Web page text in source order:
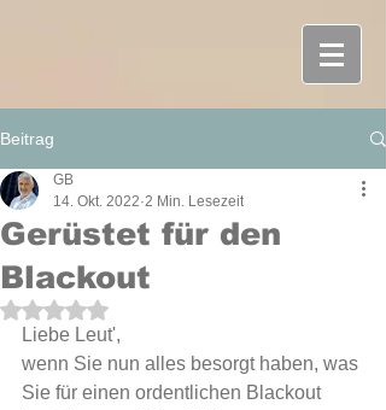
Beitrag
Gerüstet für den
Blackout
GB
14. Okt. 2022 2 Min. Lesezeit
Mit NaN von 5 Sternen bewertet.
Liebe Leut',
wenn Sie nun alles besorgt haben, was
Sie für einen ordentlichen Blackout